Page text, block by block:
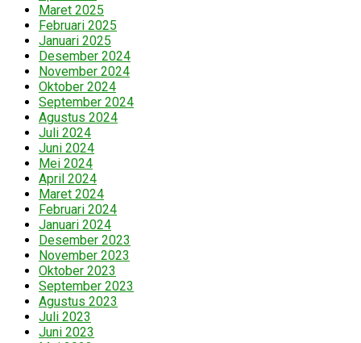
Maret 2025
Februari 2025
Januari 2025
Desember 2024
November 2024
Oktober 2024
September 2024
Agustus 2024
Juli 2024
Juni 2024
Mei 2024
April 2024
Maret 2024
Februari 2024
Januari 2024
Desember 2023
November 2023
Oktober 2023
September 2023
Agustus 2023
Juli 2023
Juni 2023